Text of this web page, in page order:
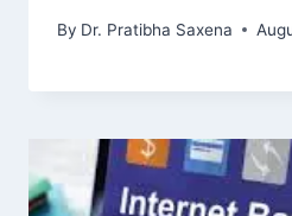
By Dr. Pratibha Saxena